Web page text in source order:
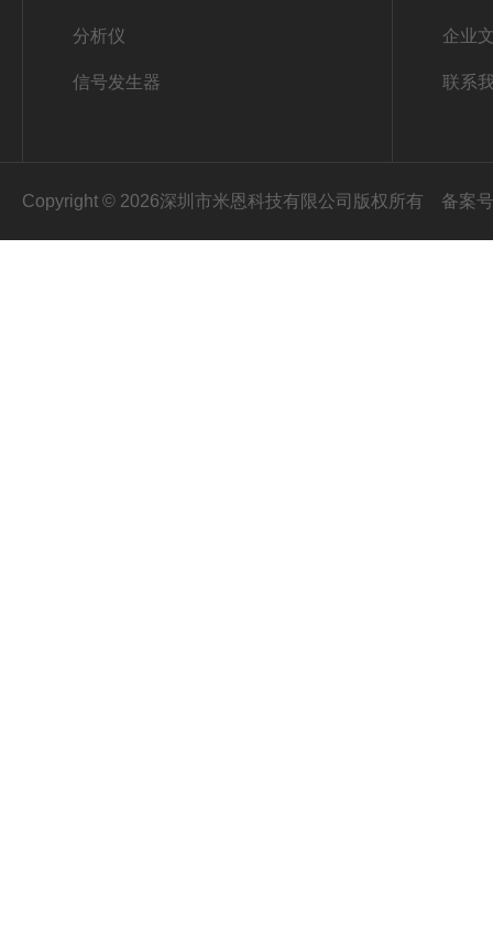
分析仪
信号发生器
企业
联系
Copyright © 2026深圳市米恩科技有限公司版权所有 备案